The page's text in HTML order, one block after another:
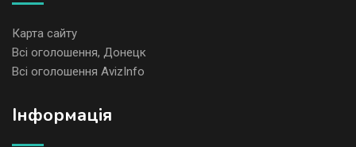
Карта сайту
Всі оголошення, Донецк
Всі оголошення AvizInfo
Iнформація